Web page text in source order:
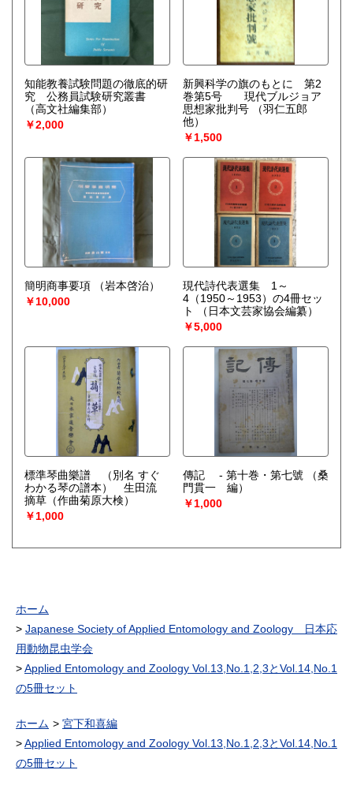
知能教養試験問題の徹底的研
究 公務員試験研究叢書
（高文社編集部）
￥2,000
新興科学の旗のもとに 第2
巻第5号 現代ブルジョア
思想家批判号
（羽仁五郎
他）
￥1,500
簡明商事要項
（岩本啓治）
￥10,000
現代詩代表選集 1～
4（1950～1953）の4冊セッ
ト
（日本文芸家協会編纂）
￥5,000
標準琴曲樂譜 （別名 すぐ
わかる琴の譜本） 生田流
摘草（作曲菊原大検）
￥1,000
傳記 - 第十巻・第七號
（桑
門貫一 編）
￥1,000
ホーム
Japanese Society of Applied Entomology and Zoology 日本応
用動物昆虫学会
Applied Entomology and Zoology Vol.13,No.1,2,3とVol.14,No.1
の5冊セット
ホーム
宮下和喜編
Applied Entomology and Zoology Vol.13,No.1,2,3とVol.14,No.1
の5冊セット